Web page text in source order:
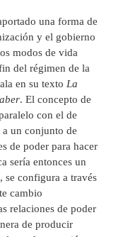
una forma de
y el gobierno
modos de vida
del régimen de la
en su texto La
. El concepto de
con el de
un conjunto de
de poder para hacer
sería entonces un
configura a través
cambio
relaciones de poder
de producir